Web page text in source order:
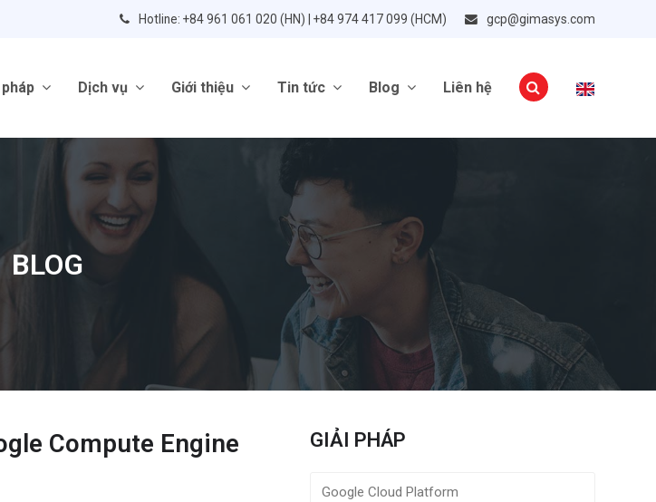
Hotline: +84 961 061 020 (HN) | +84 974 417 099 (HCM) gcp@gimasys.com
Dịch vụ Giới thiệu Tin tức Blog Liên hệ
BLOG
Compute Engine
GIẢI PHÁP
Google Cloud Platform